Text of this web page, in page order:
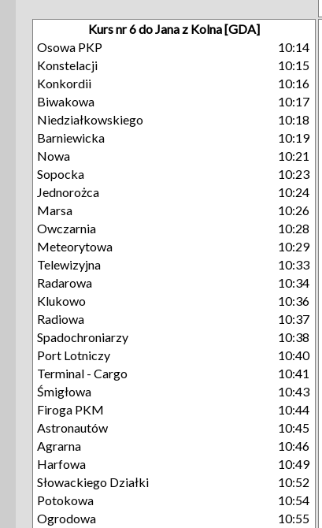
Kurs nr 6 do Jana z Kolna [GDA]
Osowa PKP
10:14
Konstelacji
10:15
Konkordii
10:16
Biwakowa
10:17
Niedziałkowskiego
10:18
Barniewicka
10:19
Nowa
10:21
Sopocka
10:23
Jednorożca
10:24
Marsa
10:26
Owczarnia
10:28
Meteorytowa
10:29
Telewizyjna
10:33
Radarowa
10:34
Klukowo
10:36
Radiowa
10:37
Spadochroniarzy
10:38
Port Lotniczy
10:40
Terminal - Cargo
10:41
Śmigłowa
10:43
Firoga PKM
10:44
Astronautów
10:45
Agrarna
10:46
Harfowa
10:49
Słowackiego Działki
10:52
Potokowa
10:54
Ogrodowa
10:55